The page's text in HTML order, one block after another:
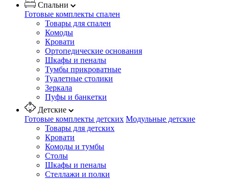
Спальни
Готовые комплекты спален
Товары для спален
Комоды
Кровати
Ортопедические основания
Шкафы и пеналы
Тумбы прикроватные
Туалетные столики
Зеркала
Пуфы и банкетки
Детские
Готовые комплекты детских Модульные детские
Товары для детских
Кровати
Комоды и тумбы
Столы
Шкафы и пеналы
Стеллажи и полки